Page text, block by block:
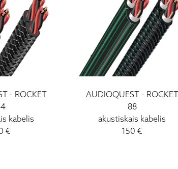
- ROCKET
kabelis
€
AUDIOQUEST - ROCKET
88
akustiskais kabelis
150 €